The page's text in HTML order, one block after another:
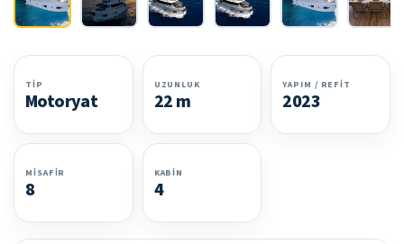
TIP
Motoryat
UZUNLUK
22 m
YAPIM / REFIT
2023
MISAFIR
8
KABIN
4